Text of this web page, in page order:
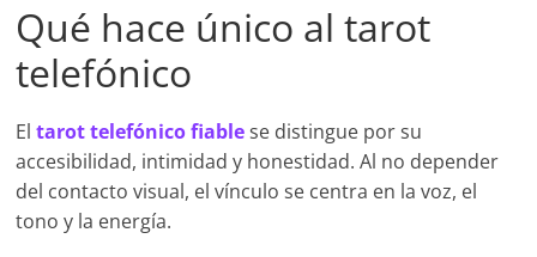
Qué hace único al tarot
telefónico
Eltarot telefónico fiablese distingue por su
accesibilidad, intimidad y honestidad. Al no depender
del contacto visual, el vínculo se centra en la voz, el
tono y la energía.